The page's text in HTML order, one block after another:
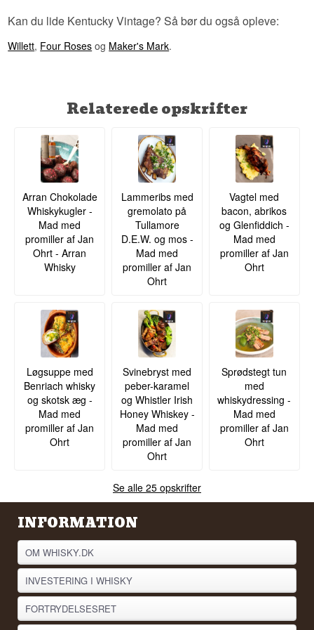
Kan du lide Kentucky Vintage? Så bør du også opleve:
Willett, Four Roses og Maker's Mark.
Relaterede opskrifter
Arran Chokolade
Whiskykugler -
Mad med
promiller af Jan
Ohrt - Arran
Whisky
Lammeribs med
gremolato på
Tullamore
D.E.W. og mos -
Mad med
promiller af Jan
Ohrt
Vagtel med
bacon, abrikos
og Glenfiddich -
Mad med
promiller af Jan
Ohrt
Løgsuppe med
Benriach whisky
og skotsk æg -
Mad med
promiller af Jan
Ohrt
Svinebryst med
peber-karamel
og Whistler Irish
Honey Whiskey -
Mad med
promiller af Jan
Ohrt
Sprødstegt tun
med
whiskydressing -
Mad med
promiller af Jan
Ohrt
Se alle 25 opskrifter
INFORMATION
OM WHISKY.DK
INVESTERING I WHISKY
FORTRYDELSESRET